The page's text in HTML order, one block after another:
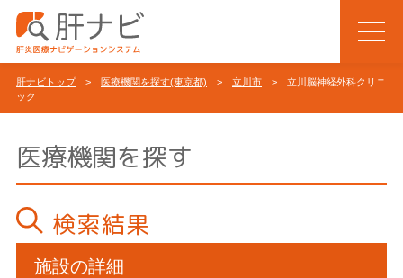
肝ナビトップ> 医療機関を探す(東京都) > 立川市 > 立川脳神経外科クリニ
ック
医療機関を探す
検索結果
施設の詳細